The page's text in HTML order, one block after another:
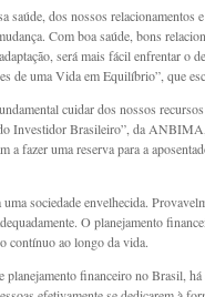
saúde, dos nossos relacionamentos
Com boa saúde, bons
será mais fácil enfrentar o
de uma Vida em Equilíbrio”, que
cuidar dos nossos
Investidor Brasileiro”, da ANBIMA,
a fazer uma reserva para a
sociedade envelhecida.
O planejamento
contínuo ao longo da vida.
planejamento financeiro no Brasil, há